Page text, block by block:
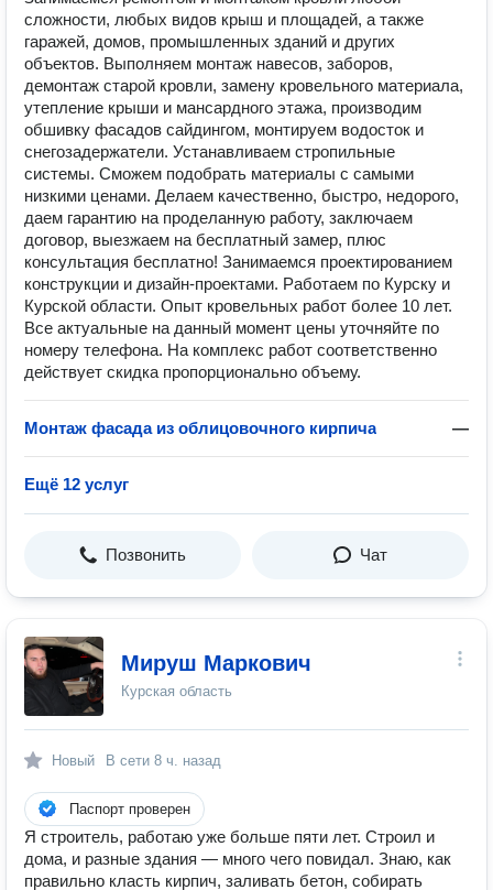
сложности, любых видов крыш и площадей, а также
гаражей, домов, промышленных зданий и других
объектов. Выполняем монтаж навесов, заборов,
демонтаж старой кровли, замену кровельного материала,
утепление крыши и мансардного этажа, производим
обшивку фасадов сайдингом, монтируем водосток и
снегозадержатели. Устанавливаем стропильные
системы. Сможем подобрать материалы с самыми
низкими ценами. Делаем качественно, быстро, недорого,
даем гарантию на проделанную работу, заключаем
договор, выезжаем на бесплатный замер, плюс
консультация бесплатно! Занимаемся проектированием
конструкции и дизайн-проектами. Работаем по Курску и
Курской области. Опыт кровельных работ более 10 лет.
Все актуальные на данный момент цены уточняйте по
номеру телефона. На комплекс работ соответственно
действует скидка пропорционально объему.
Монтаж фасада из облицовочного кирпича —
Ещё 12 услуг
Позвонить Чат
Мируш Маркович
Курская область
Новый В сети 8 ч. назад
Паспорт проверен
Я строитель, работаю уже больше пяти лет. Строил и
дома, и разные здания — много чего повидал. Знаю, как
правильно класть кирпич, заливать бетон, собирать